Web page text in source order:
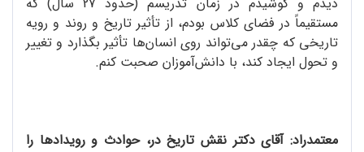
مستقیماً در فضای کلاس بودم، از تأثیر تاریخ و روند و رویه
تاریخی که چقدر می‌تواند روی انسان‌ها تأثیر بگذارد و تغییر
و تحول ایجاد کند، با دانش‌آموزان صحبت کنم.
معتمدراد: آقای دکتر نقش تاریخ در، حوادث و رویدادها را